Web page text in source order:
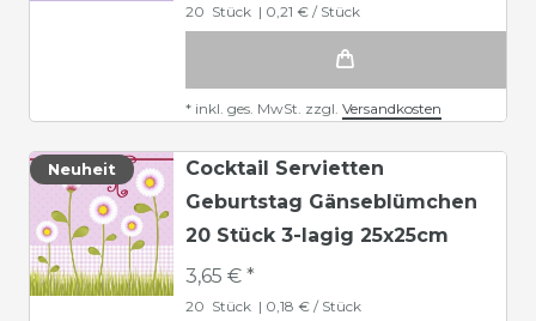
20 Stück | 0,21 € / Stück
* inkl. ges. MwSt. zzgl. Versandkosten
Neuheit
Cocktail Servietten
Geburtstag Gänseblümchen
20 Stück 3-lagig 25x25cm
3,65 € *
20 Stück | 0,18 € / Stück